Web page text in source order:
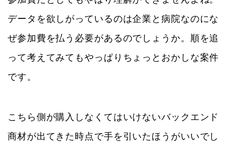
データを欲しがっているのは企業と病院なのにな
ぜ参加費を払う必要があるのでしょうか。順を追
って考えてみてもやっぱりちょっとおかしな案件
です。
こちら側が購入しなくてはいけないバックエンド
商材が出てきた時点で手を引いたほうがいいでし